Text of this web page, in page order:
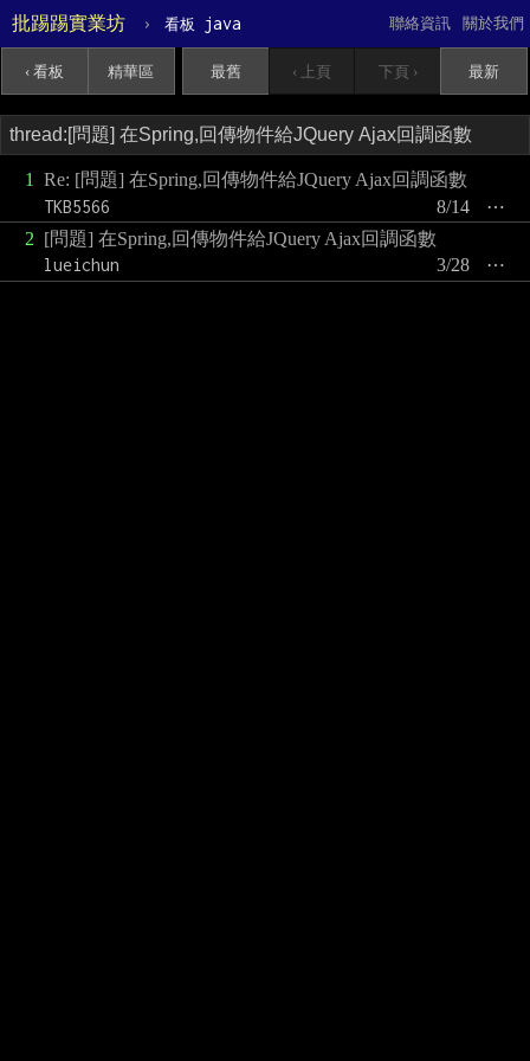
批踢踢實業坊 › 看板 java 關於我們
聯絡資訊
‹ 看板 精華區 最舊 ‹ 上頁 下頁 › 最新
1
Re: [問題] 在Spring,回傳物件給JQuery Ajax回調函數
TKB5566
⋯
8/14
2 [問題] 在Spring,回傳物件給JQuery Ajax回調函數
lueichun
⋯
3/28